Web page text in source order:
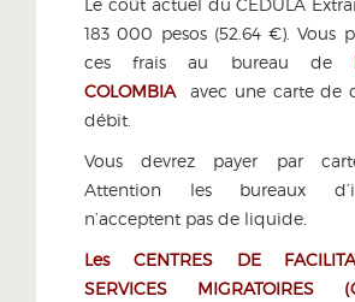
Le coût actuel du CÉDULA
183 000 pesos (52.64 €). Vous
ces frais au bureau de
COLOMBIA
avec une carte de
débit.
Vous devrez payer par
Attention les bureaux
n’acceptent pas de liquide.
Les CENTRES DE
SERVICES MIGRATOIRES